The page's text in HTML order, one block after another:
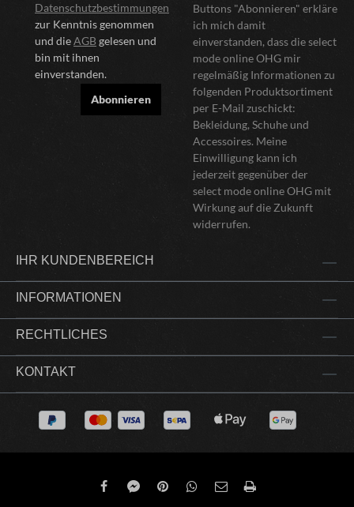
Datenschutzbestimmungen
zur Kenntnis genommen
und dieAGBgelesen und
bin mit ihnen
einverstanden.
Abonnieren
Buttons "Abonnieren" erkläre
ich mich damit
einverstanden, dass die select
mode online OHG mir
regelmäßig Informationen zu
folgenden Produktsortiment
per E-Mail zuschickt:
Bekleidung, Schuhe und
Accessoires. Meine
Einwilligung kann ich
jederzeit gegenüber der
select mode online OHG mit
Wirkung auf die Zukunft
widerrufen.
IHR KUNDENBEREICH
INFORMATIONEN
RECHTLICHES
KONTAKT